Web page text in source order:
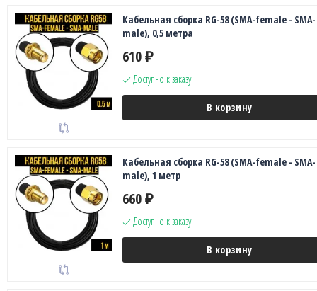
Кабельная сборка RG-58 (SMA-female - SMA-
male), 0,5 метра
610 ₽
Доступно к заказу
В корзину
Кабельная сборка RG-58 (SMA-female - SMA-
male), 1 метр
660 ₽
Доступно к заказу
В корзину